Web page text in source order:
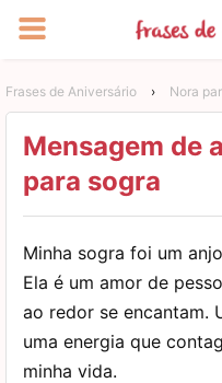
Frases de Aniversário › Nora
Mensagem de
para sogra
Minha sogra foi um
Ela é um amor de
ao redor se encantam.
uma energia que
minha vida.